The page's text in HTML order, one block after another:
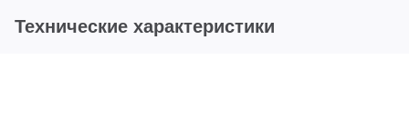
Технические характеристики